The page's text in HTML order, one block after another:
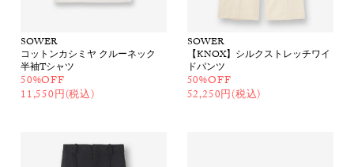
SOWER
コットンカシミヤ クルーネック
半袖Tシャツ
50%OFF
11,550円(税込)
SOWER
【KNOX】シルクストレッチワイ
ドパンツ
50%OFF
52,250円(税込)